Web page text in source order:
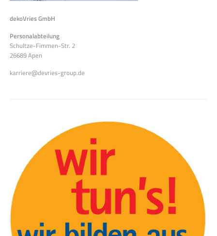
dekoVries GmbH
Personalabteilung
Schultze-Fimmen-Str. 2
26689 Apen
karriere@devries-group.de